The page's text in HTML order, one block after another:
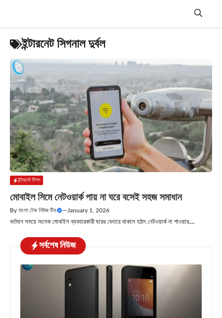
Menu
ইন্টারনেট সিগনাল দুর্বল
ইন্টারনেট টিপস
মোবাইল সিমে নেটওয়ার্ক পায় না ঘরে বসেই সহজ সমাধান
By বাংলা টেক নিউজ টিম — January 1, 2026
বর্তমান সময়ে অনেক মোবাইল ব্যবহারকারী ঘরের ভেতরে থাকলে হঠাৎ নেটওয়ার্ক না পাওয়ার....
সর্বশেষ নিউজ